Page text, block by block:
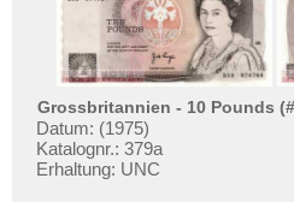
Grossbritannien - 10 Pounds
Datum: (1975)
Katalognr.: 379a
Erhaltung: UNC